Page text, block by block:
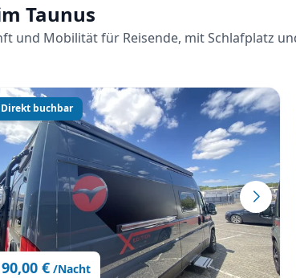
Taunus
und Mobilität für Reisende, mit Schlafplatz
90,00 € /Nacht
Direkt buchbar